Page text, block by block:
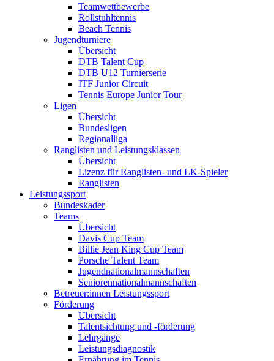
Teamwettbewerbe
Rollstuhltennis
Beach Tennis
Jugendturniere
Übersicht
DTB Talent Cup
DTB U12 Turnierserie
ITF Junior Circuit
Tennis Europe Junior Tour
Ligen
Übersicht
Bundesligen
Regionalliga
Ranglisten und Leistungsklassen
Übersicht
Lizenz für Ranglisten- und LK-Spieler
Ranglisten
Leistungssport
Bundeskader
Teams
Übersicht
Davis Cup Team
Billie Jean King Cup Team
Porsche Talent Team
Jugendnationalmannschaften
Seniorennationalmannschaften
Betreuer:innen Leistungssport
Förderung
Übersicht
Talentsichtung und -förderung
Lehrgänge
Leistungsdiagnostik